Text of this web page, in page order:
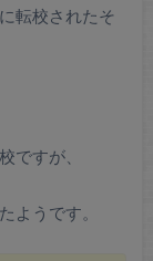
転校されたそ
ですが、
ようです。